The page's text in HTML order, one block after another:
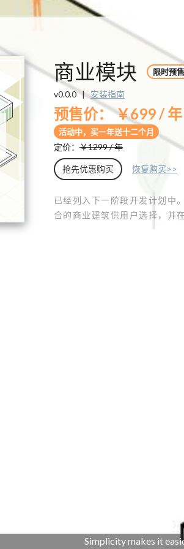
商业模块 限时预售
v0.0.0 | 安装指南
预售价： ￥699/ 年
活动中，买一年送十二个月
定价： ￥1299/ 年
抢先优惠购买 恢复购买>>
已经列入下一阶段开发计划中
合的商业建筑供用户选择，并
Simplicity makes it